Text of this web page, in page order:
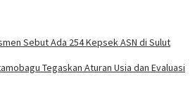
Sebut Ada 254 Kepsek ASN di Sulut
Tegaskan Aturan Usia dan Evaluasi